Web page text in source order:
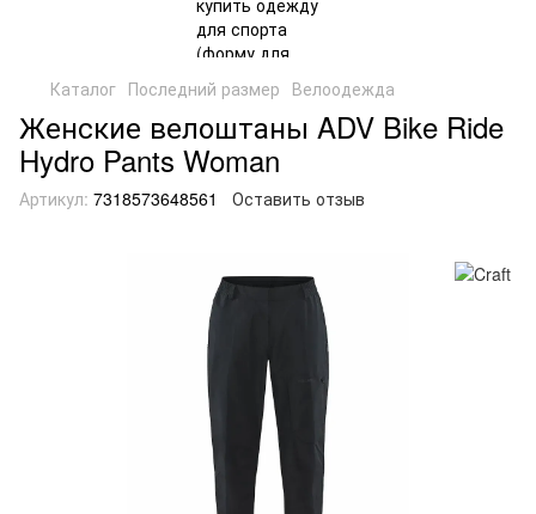
Каталог Последний размер Велоодежда
Женские велоштаны ADV Bike Ride
Hydro Pants Woman
Артикул: 7318573648561 Оставить отзыв